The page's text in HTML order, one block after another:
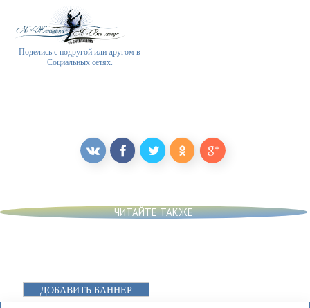
Поделись с подругой или другом в
Социальных сетях.
ЧИТАЙТЕ ТАКЖЕ
ДОБАВИТЬ БАННЕР